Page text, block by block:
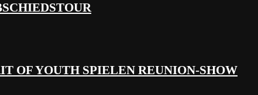
OF YOUTH SPIELEN REUNION-SHOW